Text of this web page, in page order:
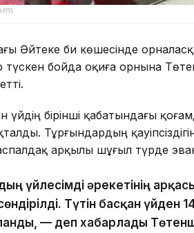
Әйтеке би көшесінде
бойда оқиға орнына
үйдің бірінші қабатындағы
Тұрғындардың
арқылы шұғыл түрде
үйлесімді әрекетінің
Түтін басқан үйден
— деп хабарлады